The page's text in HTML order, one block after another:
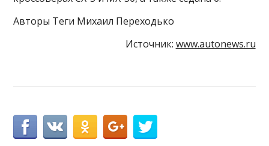
Авторы Теги Михаил Переходько
Источник: www.autonews.ru